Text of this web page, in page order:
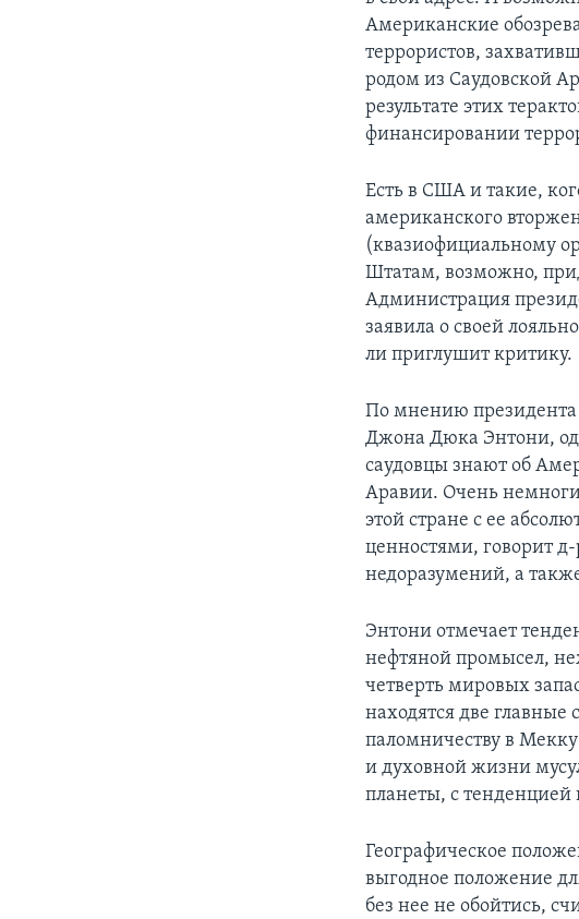
Американские
террористов,
родом из Саудовской
результате этих
финансировании
Есть в США и такие,
американского
(квазиофициальному
Штатам, возможно,
Администрация
заявила о своей
ли приглушит критику.
По мнению президента
Джона Дюка Энтони,
саудовцы знают об
Аравии. Очень
этой стране с ее
ценностями, говорит
недоразумений, а
Энтони отмечает
нефтяной промысел,
четверть мировых
находятся две
паломничеству в
и духовной жизни
планеты, с тенденцией
Географическое
выгодное положение
без нее не обойтись,